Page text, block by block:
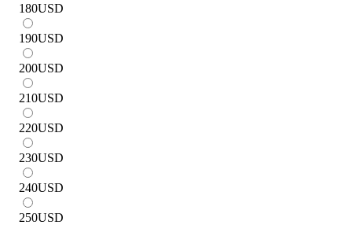
180USD
190USD
200USD
210USD
220USD
230USD
240USD
250USD